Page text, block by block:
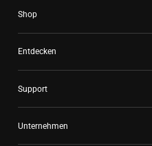
Shop
Entdecken
Support
Unternehmen